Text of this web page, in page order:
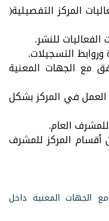
المركز التفصيلية(
الفعاليات للنشر.
وروابط التسجيلات.
مع الجهات المعنية
في المركز بشكل
العام.
أقسام المركز للمشرف
الجهات المعنية داخل